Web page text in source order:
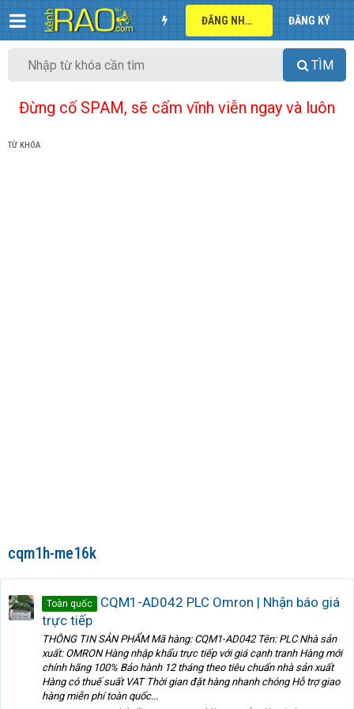
ĐĂNG NHẬP ĐĂNG KÝ
TÌM
Đừng cố SPAM, sẽ cấm vĩnh viễn ngay và luôn
TỪ KHÓA
cqm1h-me16k
Toàn quốc
CQM1-AD042 PLC Omron | Nhận báo giá
trực tiếp
THÔNG TIN SẢN PHẨM Mã hàng: CQM1-AD042 Tên: PLC Nhà sản
xuất: OMRON Hàng nhập khẩu trực tiếp với giá cạnh tranh Hàng mới
chính hãng 100% Bảo hành 12 tháng theo tiêu chuẩn nhà sản xuất
Hàng có thuế suất VAT Thời gian đặt hàng nhanh chóng Hỗ trợ giao
hàng miễn phí toàn quốc...